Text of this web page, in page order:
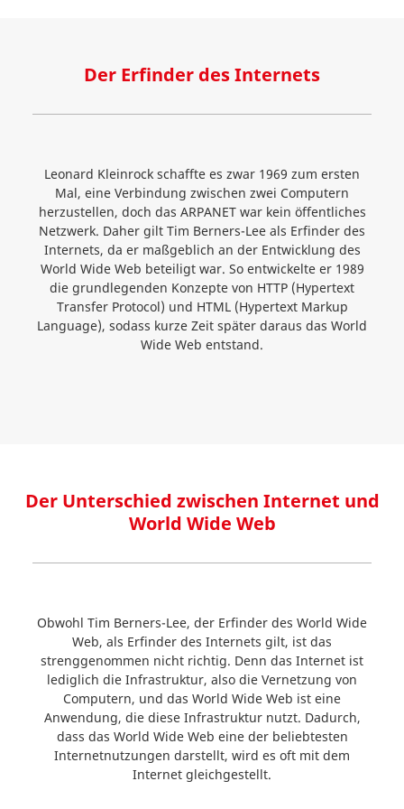
Der Erfinder des Internets
Leonard Kleinrock schaffte es zwar 1969 zum ersten
Mal, eine Verbindung zwischen zwei Computern
herzustellen, doch das ARPANET war kein öffentliches
Netzwerk. Daher gilt Tim Berners-Lee als Erfinder des
Internets, da er maßgeblich an der Entwicklung des
World Wide Web beteiligt war. So entwickelte er 1989
die grundlegenden Konzepte von HTTP (Hypertext
Transfer Protocol) und HTML (Hypertext Markup
Language), sodass kurze Zeit später daraus das World
Wide Web entstand.
Der Unterschied zwischen Internet und
World Wide Web
Obwohl Tim Berners-Lee, der Erfinder des World Wide
Web, als Erfinder des Internets gilt, ist das
strenggenommen nicht richtig. Denn das Internet ist
lediglich die Infrastruktur, also die Vernetzung von
Computern, und das World Wide Web ist eine
Anwendung, die diese Infrastruktur nutzt. Dadurch,
dass das World Wide Web eine der beliebtesten
Internetnutzungen darstellt, wird es oft mit dem
Internet gleichgestellt.